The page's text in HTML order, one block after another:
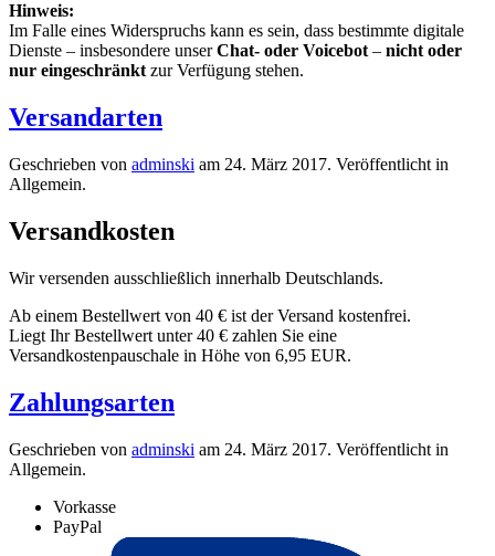
Hinweis:
Im Falle eines Widerspruchs kann es sein, dass bestimmte digitale
Dienste – insbesondere unserChat- oder Voicebot – nicht oder
nur eingeschränkt zur Verfügung stehen.
Versandarten
Geschrieben von adminski am 24. März 2017. Veröffentlicht in
Allgemein.
Versandkosten
Wir versenden ausschließlich innerhalb Deutschlands.
Ab einem Bestellwert von 40 € ist der Versand kostenfrei.
Liegt Ihr Bestellwert unter 40 € zahlen Sie eine
Versandkostenpauschale in Höhe von 6,95 EUR.
Zahlungsarten
Geschrieben von adminski am 24. März 2017. Veröffentlicht in
Allgemein.
Vorkasse
PayPal